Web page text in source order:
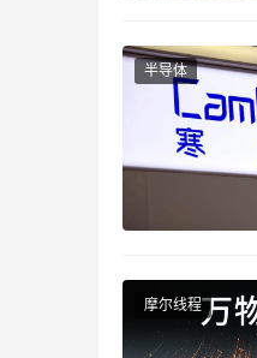
的优化，从人
智慧家庭已经
2023年已超
方案，邀请智
将聚焦人工智
能机器人、语
半导体
摩尔线程